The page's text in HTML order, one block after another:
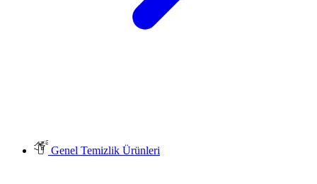
Genel Temizlik Ürünleri